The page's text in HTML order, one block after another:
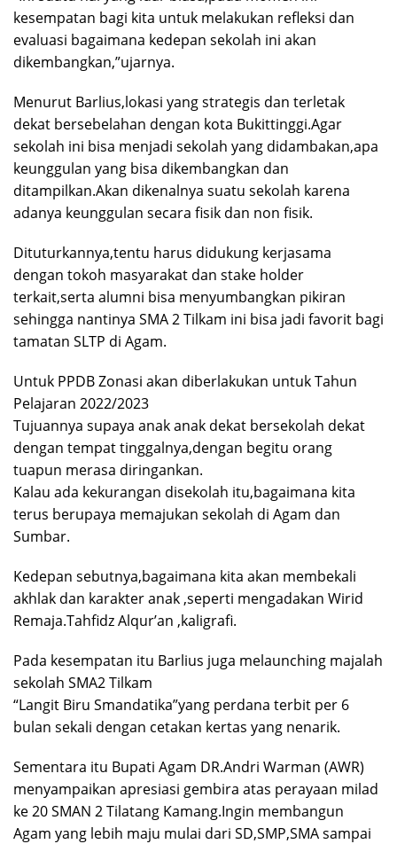
kesempatan bagi kita untuk melakukan refleksi dan
evaluasi bagaimana kedepan sekolah ini akan
dikembangkan,”ujarnya.
Menurut Barlius,lokasi yang strategis dan terletak
dekat bersebelahan dengan kota Bukittinggi.Agar
sekolah ini bisa menjadi sekolah yang didambakan,apa
keunggulan yang bisa dikembangkan dan
ditampilkan.Akan dikenalnya suatu sekolah karena
adanya keunggulan secara fisik dan non fisik.
Dituturkannya,tentu harus didukung kerjasama
dengan tokoh masyarakat dan stake holder
terkait,serta alumni bisa menyumbangkan pikiran
sehingga nantinya SMA 2 Tilkam ini bisa jadi favorit bagi
tamatan SLTP di Agam.
Untuk PPDB Zonasi akan diberlakukan untuk Tahun
Pelajaran 2022/2023
Tujuannya supaya anak anak dekat bersekolah dekat
dengan tempat tinggalnya,dengan begitu orang
tuapun merasa diringankan.
Kalau ada kekurangan disekolah itu,bagaimana kita
terus berupaya memajukan sekolah di Agam dan
Sumbar.
Kedepan sebutnya,bagaimana kita akan membekali
akhlak dan karakter anak ,seperti mengadakan Wirid
Remaja.Tahfidz Alqur’an ,kaligrafi.
Pada kesempatan itu Barlius juga melaunching majalah
sekolah SMA2 Tilkam
“Langit Biru Smandatika”yang perdana terbit per 6
bulan sekali dengan cetakan kertas yang nenarik.
Sementara itu Bupati Agam DR.Andri Warman (AWR)
menyampaikan apresiasi gembira atas perayaan milad
ke 20 SMAN 2 Tilatang Kamang.Ingin membangun
Agam yang lebih maju mulai dari SD,SMP,SMA sampai